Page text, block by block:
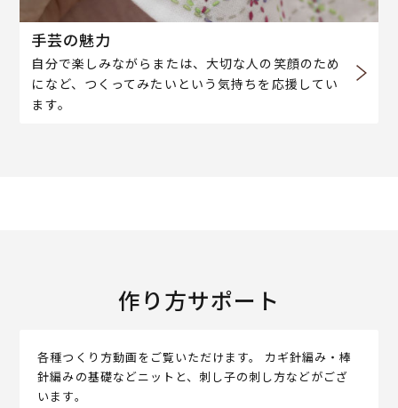
手芸の魅力
自分で楽しみながらまたは、大切な人の笑顔のため
になど、つくってみたいという気持ちを応援してい
ます。
作り方サポート
各種つくり方動画をご覧いただけます。 カギ針編み・棒
針編みの基礎などニットと、刺し子の刺し方などがござ
います。